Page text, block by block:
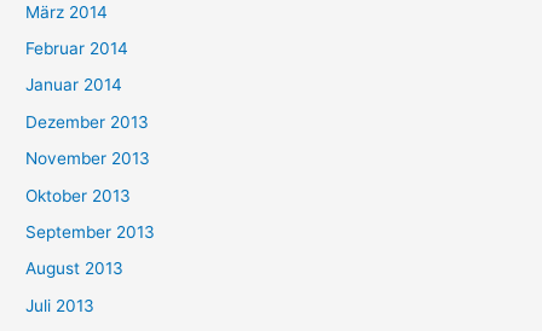
März 2014
Februar 2014
Januar 2014
Dezember 2013
November 2013
Oktober 2013
September 2013
August 2013
Juli 2013